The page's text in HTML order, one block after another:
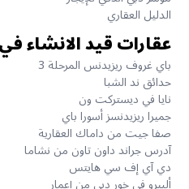
الدليل العقاري
عقارات قيد الانشاء
باي غروف ريزيدنس المرحلة 3
حدائق ند الشبا
نايا في ديستركت ون
جميرا ريزيدنسز أسورا باي
صفا جيت من داماك العقارية
آدرس جراند داون تاون من نشاما
دي آي إف سي هايتس